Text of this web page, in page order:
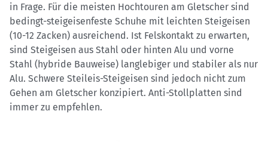
in Frage. Für die meisten Hochtouren am Gletscher sind
bedingt-steigeisenfeste Schuhe mit leichten Steigeisen
(10-12 Zacken) ausreichend. Ist Felskontakt zu erwarten,
sind Steigeisen aus Stahl oder hinten Alu und vorne
Stahl (hybride Bauweise) langlebiger und stabiler als nur
Alu. Schwere Steileis-Steigeisen sind jedoch nicht zum
Gehen am Gletscher konzipiert. Anti-Stollplatten sind
immer zu empfehlen.